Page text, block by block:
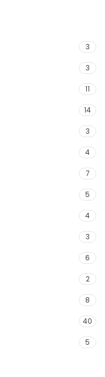
3
3
11
14
3
4
7
5
4
3
6
2
8
40
5